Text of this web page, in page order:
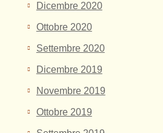
Dicembre 2020
Ottobre 2020
Settembre 2020
Dicembre 2019
Novembre 2019
Ottobre 2019